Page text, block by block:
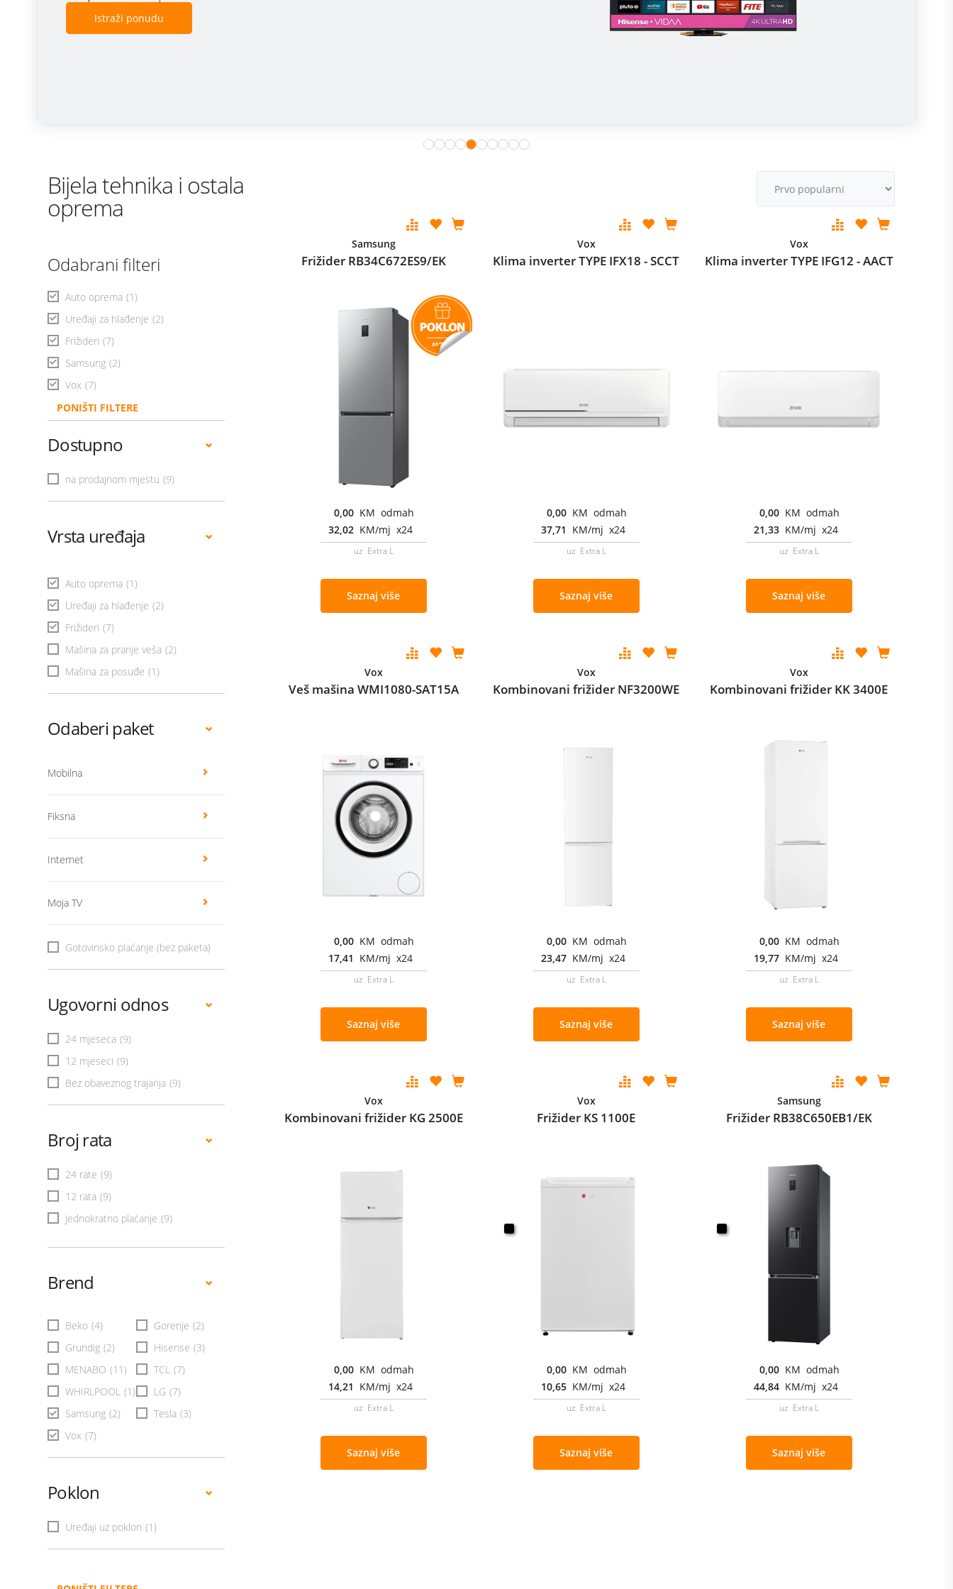
Istraži ponudu
Bijela tehnika i ostala
oprema
Odabrani filteri
Auto oprema (1)
Uređaji za hlađenje (2)
Frižideri (7)
Samsung (2)
Vox (7)
PONIŠTI FILTERE
Dostupno
na prodajnom mjestu (9)
Vrsta uređaja
Auto oprema (1)
Uređaji za hlađenje (2)
Frižideri (7)
Mašina za pranje veša (2)
Mašina za posuđe (1)
Odaberi paket
Mobilna
Fiksna
Internet
Moja TV
Gotovinsko plaćanje (bez paketa)
Ugovorni odnos
24 mjeseca (9)
12 mjeseci (9)
Bez obaveznog trajanja (9)
Broj rata
24 rate (9)
12 rata (9)
Jednokratno plaćanje (9)
Brend
Beko (4) Gorenje (2)
Grundig (2) Hisense (3)
MENABO (11) TCL (7)
WHIRLPOOL (1) LG (7)
Samsung (2) Tesla (3)
Vox (7)
Poklon
Uređaji uz poklon (1)
Samsung
Frižider RB34C672ES9/EK
0,00 KM odmah
32,02 KM/mj x24
uz Extra L
Saznaj više
Vox
Klima inverter TYPE IFX18 - SCCT
0,00 KM odmah
37,71 KM/mj x24
uz Extra L
Saznaj više
Vox
Klima inverter TYPE IFG12 - AACT
0,00 KM odmah
21,33 KM/mj x24
uz Extra L
Saznaj više
Vox
Veš mašina WMI1080-SAT15A
0,00 KM odmah
17,41 KM/mj x24
uz Extra L
Saznaj više
Vox
Kombinovani frižider NF3200WE
0,00 KM odmah
23,47 KM/mj x24
uz Extra L
Saznaj više
Vox
Kombinovani frižider KK 3400E
0,00 KM odmah
19,77 KM/mj x24
uz Extra L
Saznaj više
Vox
Kombinovani frižider KG 2500E
0,00 KM odmah
14,21 KM/mj x24
uz Extra L
Saznaj više
Vox
Frižider KS 1100E
0,00 KM odmah
10,65 KM/mj x24
uz Extra L
Saznaj više
Samsung
Frižider RB38C650EB1/EK
0,00 KM odmah
44,84 KM/mj x24
uz Extra L
Saznaj više